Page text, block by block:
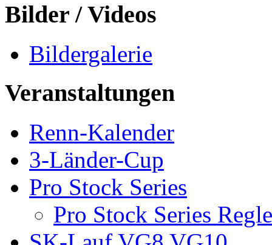
Bilder / Videos
Bildergalerie
Veranstaltungen
Renn-Kalender
3-Länder-Cup
Pro Stock Series
Pro Stock Series